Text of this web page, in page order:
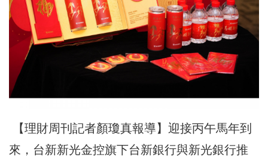
【理財周刊記者顏瓊真報導】迎接丙午馬年到
來，台新新光金控旗下台新銀行與新光銀行推